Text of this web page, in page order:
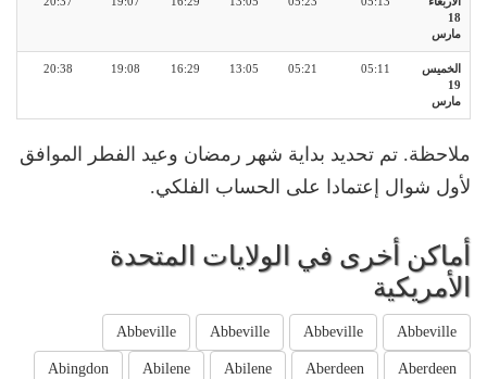
18
مارس
الخميس
19
مارس
05:11
05:21
13:05
16:29
19:08
20:38
ملاحظة. تم تحديد بداية شهر رمضان وعيد الفطر الموافق
لأول شوال إعتمادا على الحساب الفلكي.
أماكن أخرى في الولايات المتحدة
الأمريكية
Abbeville
Abbeville
Abbeville
Abbeville
Aberdeen
Aberdeen
Abilene
Abilene
Abingdon